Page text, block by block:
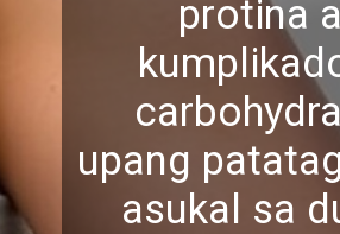
protina
upang p
asukal sa